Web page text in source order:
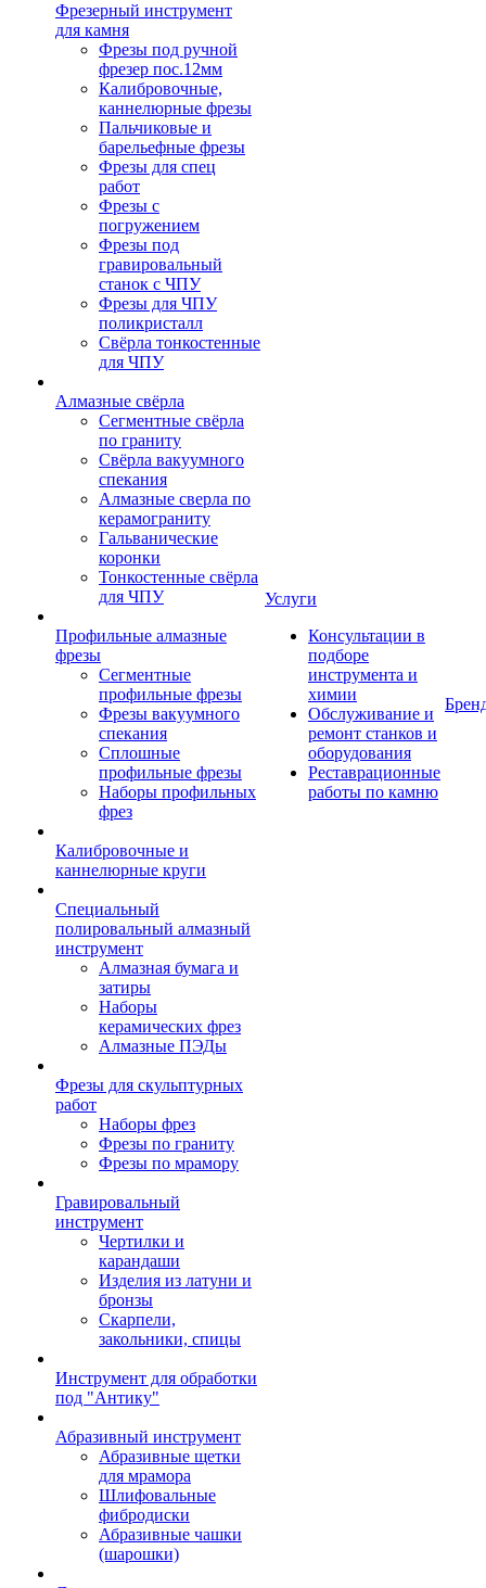
Фрезерный инструмент
для камня
Фрезы под ручной
фрезер пос.12мм
Калибровочные,
каннелюрные фрезы
Пальчиковые и
барельефные фрезы
Фрезы для спец
работ
Фрезы с
погружением
Фрезы под
гравировальный
станок с ЧПУ
Фрезы для ЧПУ
поликристалл
Свёрла тонкостенные
для ЧПУ
Алмазные свёрла
Сегментные свёрла
по граниту
Свёрла вакуумного
спекания
Алмазные сверла по
керамограниту
Гальванические
коронки
Тонкостенные свёрла
для ЧПУ
Профильные алмазные
фрезы
Сегментные
профильные фрезы
Фрезы вакуумного
спекания
Сплошные
профильные фрезы
Наборы профильных
фрез
Калибровочные и
каннелюрные круги
Специальный
полировальный алмазный
инструмент
Алмазная бумага и
затиры
Наборы
керамических фрез
Алмазные ПЭДы
Фрезы для скульптурных
работ
Наборы фрез
Фрезы по граниту
Фрезы по мрамору
Гравировальный
инструмент
Чертилки и
карандаши
Изделия из латуни и
бронзы
Скарпели,
закольники, спицы
Инструмент для обработки
под "Антику"
Абразивный инструмент
Абразивные щетки
для мрамора
Шлифовальные
фибродиски
Абразивные чашки
(шарошки)
Услуги
Консультации в
подборе
инструмента и
химии
Обслуживание и
ремонт станков и
оборудования
Реставрационные
работы по камню